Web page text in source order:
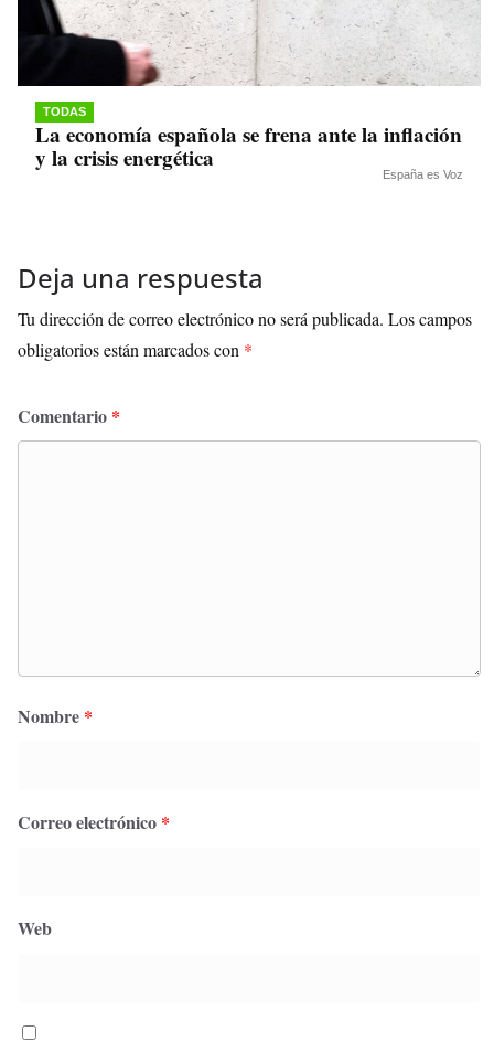
TODAS
La economía española se frena ante la inflación
y la crisis energética
España es Voz
Deja una respuesta
Tu dirección de correo electrónico no será publicada. Los campos
obligatorios están marcados con *
Comentario *
Nombre *
Correo electrónico *
Web